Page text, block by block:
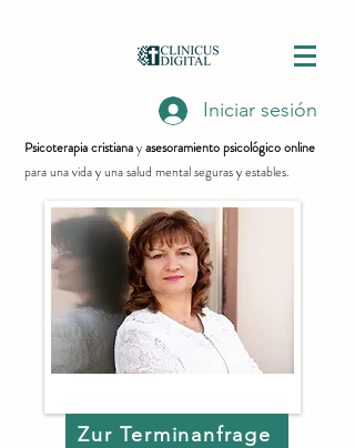
Psicoterapia cristianayasesoramiento psicológico online
para una vida y una salud mental seguras y estables.
Iniciar sesión
Zur Terminanfrage